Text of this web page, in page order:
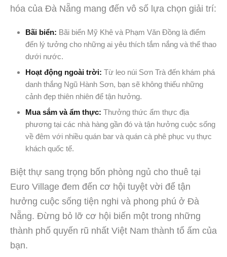
hóa của Đà Nẵng mang đến vô số lựa chọn giải trí:
Bãi biển: Bãi biển Mỹ Khê và Phạm Văn Đồng là điểm
đến lý tưởng cho những ai yêu thích tắm nắng và thể thao
dưới nước.
Hoạt động ngoài trời: Từ leo núi Sơn Trà đến khám phá
danh thắng Ngũ Hành Sơn, bạn sẽ không thiếu những
cảnh đẹp thiên nhiên để tận hưởng.
Mua sắm và ẩm thực: Thưởng thức ẩm thực địa
phương tại các nhà hàng gần đó và tận hưởng cuộc sống
về đêm với nhiều quán bar và quán cà phê phục vụ thực
khách quốc tế.
Biệt thự sang trọng bốn phòng ngủ cho thuê tại
Euro Village đem đến cơ hội tuyệt vời để tận
hưởng cuộc sống tiện nghi và phong phú ở Đà
Nẵng. Đừng bỏ lỡ cơ hội biến một trong những
thành phố quyến rũ nhất Việt Nam thành tổ ấm của
bạn.